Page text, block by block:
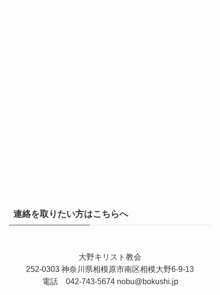
連絡を取りたい方はこちらへ
大野キリスト教会
252-0303 神奈川県相模原市南区相模大野6-9-13
電話 042-743-5674nobu@bokushi.jp